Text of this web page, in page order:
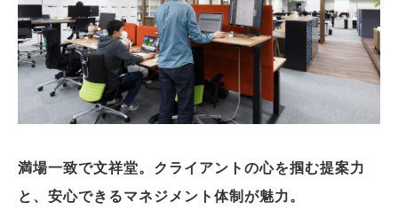
満場一致で文祥堂。クライアントの心を掴む提案力
と、安心できるマネジメント体制が魅力。